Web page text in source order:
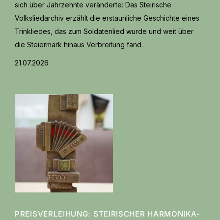
sich über Jahrzehnte veränderte: Das Steirische
Volksliedarchiv erzählt die erstaunliche Geschichte eines
Trinkliedes, das zum Soldatenlied wurde und weit über
die Steiermark hinaus Verbreitung fand.
21.07.2026
PREISVERLEIHUNG: STEIRISCHER HARMONIKA-